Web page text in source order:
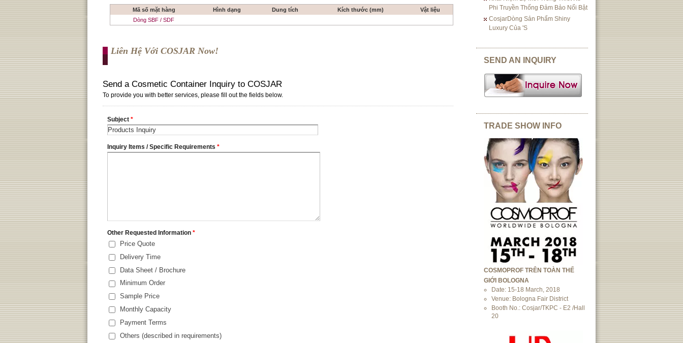
Mã số mặt hàng Hình dạng Dung tích Kích thước (mm)
Vật liệu
Dòng SBF / SDF
Liên Hệ Với COSJAR Now!
Phi Truyền Thống Đảm Bảo Nổi Bật
CosjarDòng Sản Phẩm Shiny
Luxury Của 's
SEND AN INQUIRY
TRADE SHOW INFO
COSMOPROF TRÊN TOÀN THẾ
GIỚI BOLOGNA
Date: 15-18 March, 2018
Venue: Bologna Fair District
Booth No.: Cosjar/TKPC - E2 /Hall
20